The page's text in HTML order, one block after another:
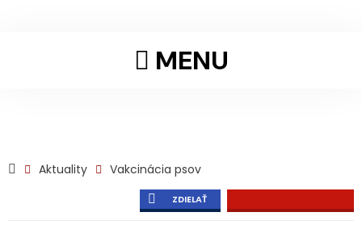
MENU
Aktuality Vakcinácia psov
ZDIELAŤ